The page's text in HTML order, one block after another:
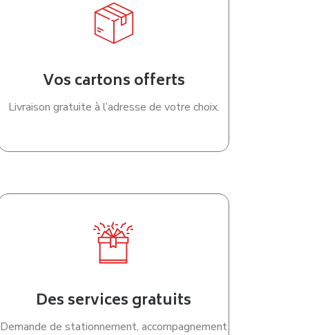
Vos cartons offerts
Livraison gratuite à l’adresse de votre choix.
Des services gratuits
Demande de stationnement, accompagnement